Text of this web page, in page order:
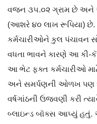
વજન ૩૫.૦૨ ગ્રામ છે અને
(આશરે ૪૦ લાખ રૂપિયા)
કર્મચારીઓને કુલ પંચાવન
વધતા ભાવને કારણે આ કી-
આ ભેટ ફક્ત કર્મચારીઓ
અને સમર્પણની ઓળખ પણ
વર્ષગાંઠની ઉજવણી કરી
બ્લાઇન્ડ બૉક્સ આપ્યું હતું. આ